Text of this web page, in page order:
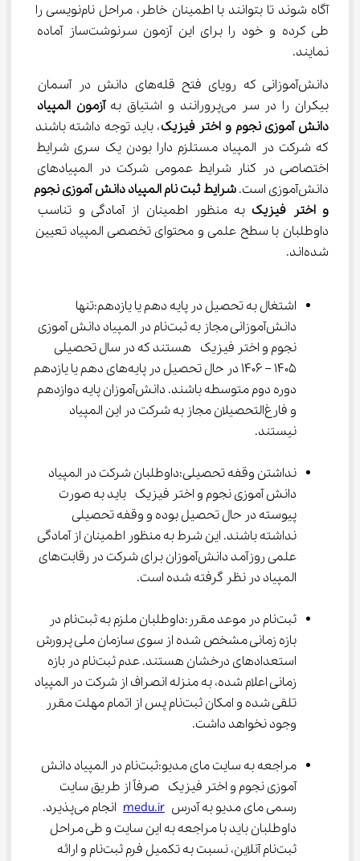
آگاه شوند تا بتوانند با اطمینان خاطر، مراحل نام‌نویسی را
طی کرده و خود را برای این آزمون سرنوشت‌ساز آماده
نمایند.
دانش‌آموزانی که رویای فتح قله‌های دانش در آسمان
بیکران را در سر می‌پرورانند و اشتیاق به
آزمون المپیاد
دانش آموزی نجوم و اختر فیزیک، باید توجه داشته باشند
که شرکت در المپیاد مستلزم دارا بودن یک سری شرایط
اختصاصی در کنار شرایط عمومی شرکت در المپیادهای
دانش‌آموزی است.
شرایط ثبت نام المپیاد دانش آموزی نجوم
و اختر فیزیک به منظور اطمینان از آمادگی و تناسب
داوطلبان با سطح علمی و محتوای تخصصی المپیاد تعیین
شده‌اند.
اشتغال به تحصیل در پایه دهم یا یازدهم:تنها
دانش‌آموزانی مجاز به ثبت‌نام در المپیاد دانش آموزی
نجوم و اختر فیزیک  هستند که در سال تحصیلی
1405 – 1406 در حال تحصیل در پایه‌های دهم یا یازدهم
دوره دوم متوسطه باشند. دانش‌آموزان پایه دوازدهم
و فارغ‌التحصیلان مجاز به شرکت در این المپیاد
نیستند.
نداشتن وقفه تحصیلی:داوطلبان شرکت در المپیاد
دانش آموزی نجوم و اختر فیزیک  باید به صورت
پیوسته در حال تحصیل بوده و وقفه تحصیلی
نداشته باشند. این شرط به منظور اطمینان از آمادگی
علمی روزآمد دانش‌آموزان برای شرکت در رقابت‌های
المپیاد در نظر گرفته شده است.
ثبت‌نام در موعد مقرر:داوطلبان ملزم به ثبت‌نام در
بازه زمانی مشخص شده از سوی سازمان ملی پرورش
استعدادهای درخشان هستند. عدم ثبت‌نام در بازه
زمانی اعلام شده، به منزله انصراف از شرکت در المپیاد
تلقی شده و امکان ثبت‌نام پس از اتمام مهلت مقرر
وجود نخواهد داشت.
مراجعه به سایت مای مدیو:ثبت‌نام در المپیاد دانش
آموزی نجوم و اختر فیزیک  صرفاً از طریق سایت
رسمی مای مدیو به آدرس medu.ir
انجام می‌پذیرد.
داوطلبان باید با مراجعه به این سایت و طی مراحل
ثبت‌نام آنلاین، نسبت به تکمیل فرم ثبت‌نام و ارائه